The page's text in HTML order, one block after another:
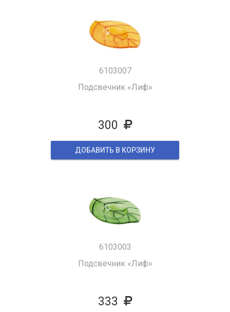
6103007
Подсвечник «Лиф»
300
ДОБАВИТЬ В КОРЗИНУ
6103003
Подсвечник «Лиф»
333